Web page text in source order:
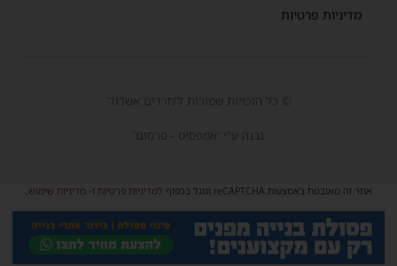
מדיניות פרטיות
© כל הזכויות שמורות ל'חרדים אשדוד'
נבנה ע"י 'אמפסיס - פרסום'
אתר זה מאובטח באמצעות reCAPTCHA וגוגל בכפוף למדיניות פרטיות ו-מדיניות שימוש.